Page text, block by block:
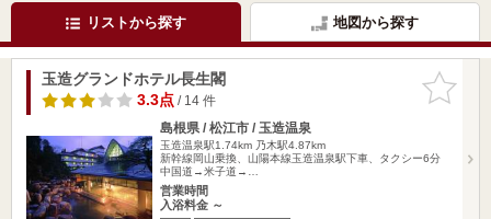
リストから探す 地図から探す
お気に入
りに追加
玉造グランドホテル長生閣
3.3点/ 14 件
島根県 / 松江市 / 玉造温泉
玉造温泉駅1.74km 乃木駅4.87km
新幹線岡山乗換、山陽本線玉造温泉駅下車、タクシー6分
中国道→米子道→…
営業時間
入浴料金 ～